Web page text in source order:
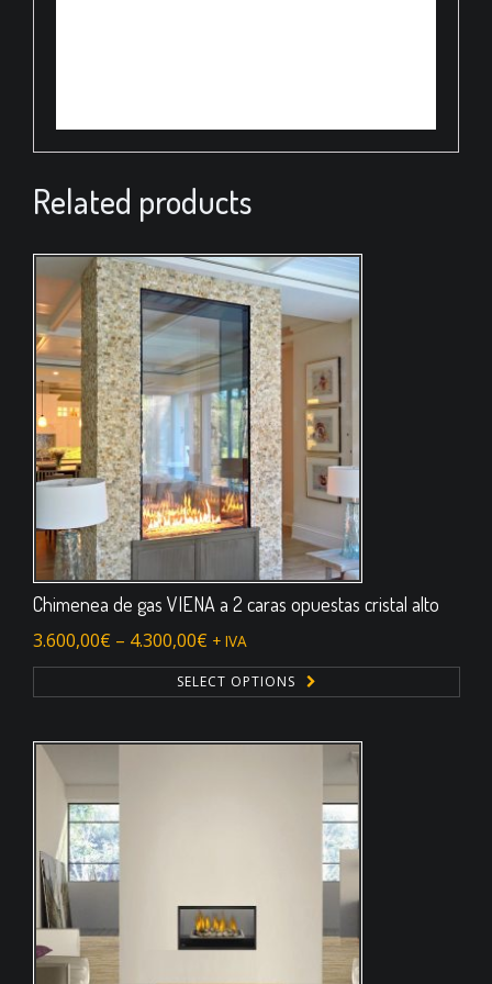
Related products
Chimenea de gas VIENA a 2 caras opuestas cristal alto
3.600,00€ – 4.300,00€ + IVA
SELECT OPTIONS